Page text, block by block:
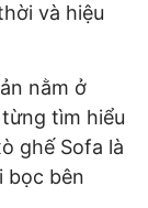
và hiệu
nằm ở
tìm hiểu
ghế Sofa là
bọc bên